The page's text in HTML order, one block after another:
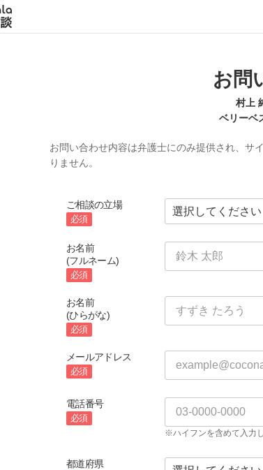
お問
村上
ベリーベ
お問い合わせ内容は弁護士にのみ提供され、サ
りません。
ご相談の立場
必須
お名前
(フルネーム)
必須
お名前
(ひらがな)
必須
メールアドレス
必須
電話番号
必須
※ハイフンを含めて入力
都道府県